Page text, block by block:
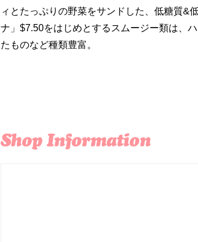
ィとたっぷりの野菜をサンドした、低糖質&
ナ」$7.50をはじめとするスムージー類は、
たものなど種類豊富。